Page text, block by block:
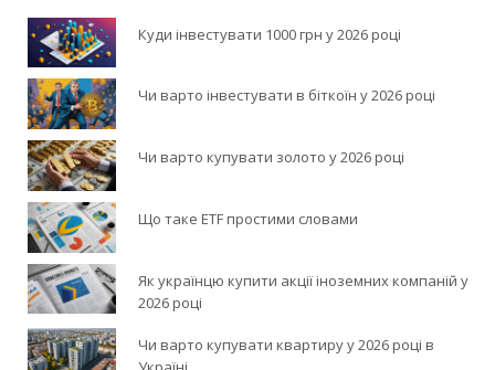
Куди інвестувати 1000 грн у 2026 році
Чи варто інвестувати в біткоїн у 2026 році
Чи варто купувати золото у 2026 році
Що таке ETF простими словами
Як українцю купити акції іноземних компаній у
2026 році
Чи варто купувати квартиру у 2026 році в